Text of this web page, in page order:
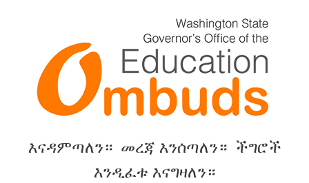
እናዳምጣለን። መረጃ እንሰጣለን። ችግሮች
እንዲፈቱ እናግዛለን።